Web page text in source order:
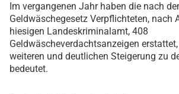
Im vergangenen Jahr haben die nach
Geldwäschegesetz Verpflichteten, nach
hiesigen Landeskriminalamt, 408
Geldwäscheverdachtsanzeigen
weiteren und deutlichen Steigerung zu
bedeutet.